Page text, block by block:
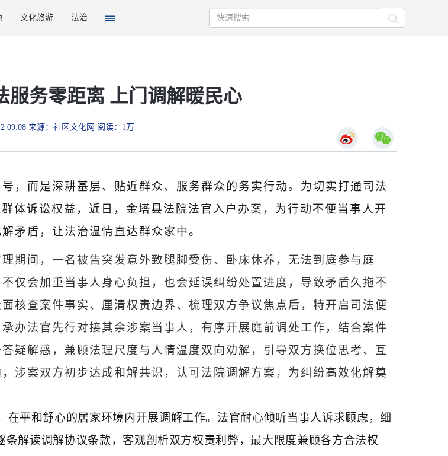
文化旅游 法治
服务零距离 上门调解暖民心
09:08 来源：社区文化网 阅读：1万
，而是深耕基层、贴近群众、服务群众的务实行动。为切实打通司法
体诉讼权益，近日，金塔县法院法官入户办案，为行动不便当事人开
矛盾，让法治温情直达群众家中。
期间，一名被告突发意外致腿脚受伤、卧床休养，无法到庭参与庭
仅会加重当事人身心负担，也会延误纠纷处置进度，导致矛盾久拖不
核查案件事实、厘清权责边界、梳理双方争议焦点后，特开启司法便
办法官先行对接其余涉案当事人，有序开展庭前调处工作，结合案件
疑解惑，兼顾法理尺度与人情温度双向劝解，引导双方换位思考、互
涉案双方初步达成和解共识，认可法院调解方案，为纠纷高效化解奠
平和舒心的居家环境内开展调解工作。法官耐心倾听当事人诉求顾虑，细
解读调解协议条款，客观剖析双方权责利弊，最大限度兼顾各方合法权